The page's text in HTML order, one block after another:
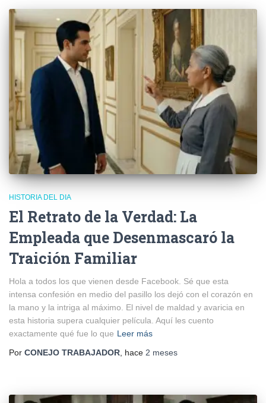
HISTORIA DEL DIA
El Retrato de la Verdad: La
Empleada que Desenmascaró la
Traición Familiar
Hola a todos los que vienen desde Facebook. Sé que esta
intensa confesión en medio del pasillo los dejó con el corazón en
la mano y la intriga al máximo. El nivel de maldad y avaricia en
esta historia supera cualquier película. Aquí les cuento
exactamente qué fue lo que Leer más
Por CONEJO TRABAJADOR, hace 2 meses